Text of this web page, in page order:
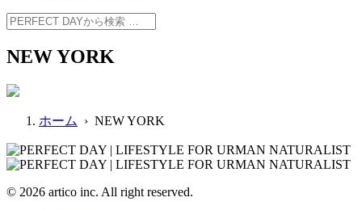
NEW YORK
ホーム › NEW YORK
© 2026 artico inc. All right reserved.